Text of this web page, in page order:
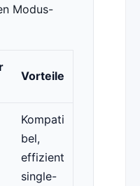
Modus-
Vorteile
Kompati
bel,
effizient
single-